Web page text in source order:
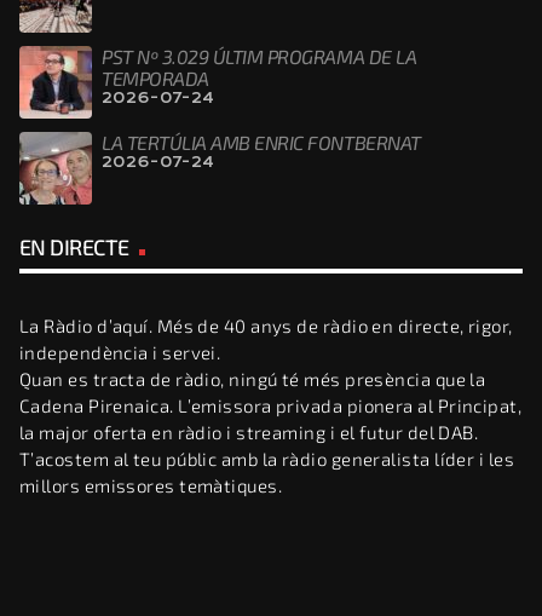
PST Nº 3.029 ÚLTIM PROGRAMA DE LA
TEMPORADA
2026-07-24
LA TERTÚLIA AMB ENRIC FONTBERNAT
2026-07-24
EN DIRECTE
La Ràdio d’aquí. Més de 40 anys de ràdio en directe, rigor,
independència i servei.
Quan es tracta de ràdio, ningú té més presència que la
Cadena Pirenaica. L’emissora privada pionera al Principat,
la major oferta en ràdio i streaming i el futur del DAB.
T’acostem al teu públic amb la ràdio generalista líder i les
millors emissores temàtiques.